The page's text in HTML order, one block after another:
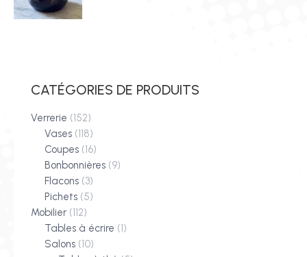
CATÉGORIES DE PRODUITS
Verrerie (152)
Vases (118)
Coupes (16)
Bonbonnières (9)
Flacons (3)
Pichets (5)
Mobilier (112)
Tables à écrire (1)
Salons (10)